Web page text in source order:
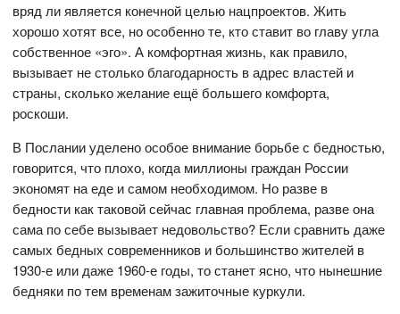
вряд ли является конечной целью нацпроектов. Жить
хорошо хотят все, но особенно те, кто ставит во главу угла
собственное «эго». А комфортная жизнь, как правило,
вызывает не столько благодарность в адрес властей и
страны, сколько желание ещё большего комфорта,
роскоши.
В Послании уделено особое внимание борьбе с бедностью,
говорится, что плохо, когда миллионы граждан России
экономят на еде и самом необходимом. Но разве в
бедности как таковой сейчас главная проблема, разве она
сама по себе вызывает недовольство? Если сравнить даже
самых бедных современников и большинство жителей в
1930-е или даже 1960-е годы, то станет ясно, что нынешние
бедняки по тем временам зажиточные куркули.